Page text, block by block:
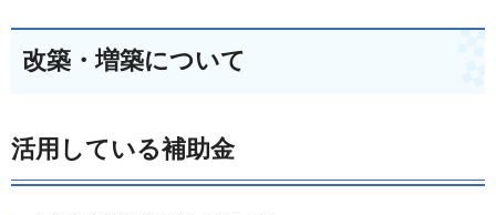
改築・増築について
活用している補助金